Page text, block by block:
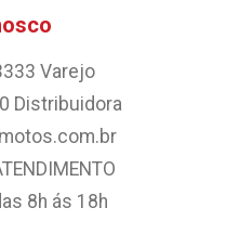
Varejo
Distribuidora
8h ás 18h